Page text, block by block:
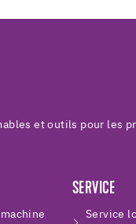
et outils pour les
SERVICE
Service